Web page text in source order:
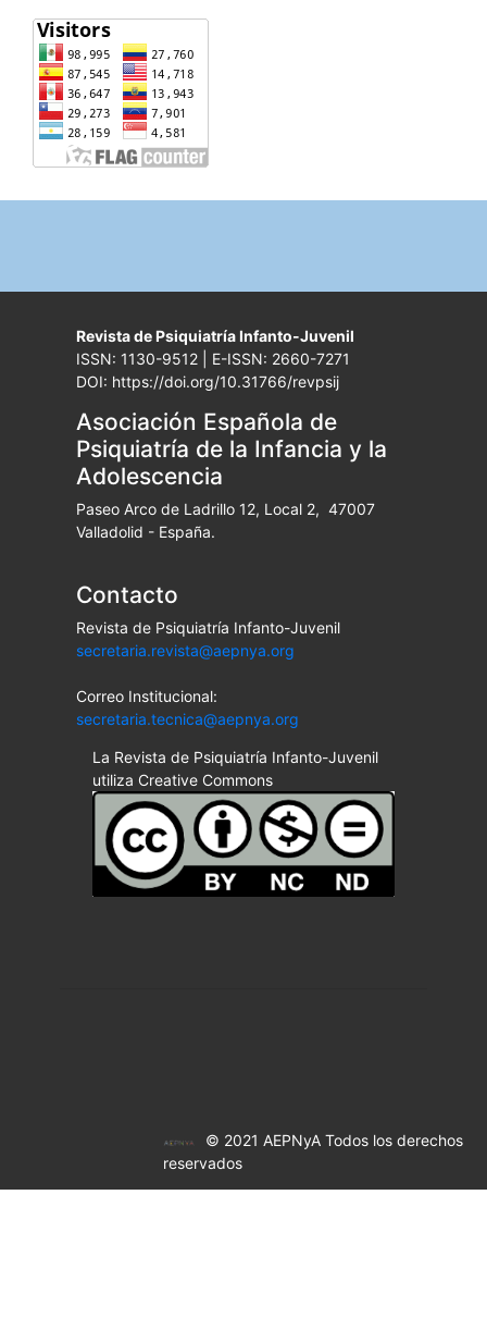
Revista de Psiquiatría Infanto-Juvenil
ISSN: 1130-9512 | E-ISSN: 2660-7271
DOI: https://doi.org/10.31766/revpsij
Asociación Española de
Psiquiatría de la Infancia y la
Adolescencia
Paseo Arco de Ladrillo 12, Local 2, 47007
Valladolid - España.
Contacto
Revista de Psiquiatría Infanto-Juvenil
secretaria.revista@aepnya.org
Correo Institucional:
secretaria.tecnica@aepnya.org
La Revista de Psiquiatría Infanto-Juvenil
utiliza Creative Commons
© 2021 AEPNyA Todos los derechos
reservados